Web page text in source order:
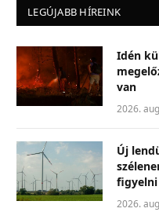
LEGÚJABB HÍREINK
Idén
van
2026.
Új
2026.